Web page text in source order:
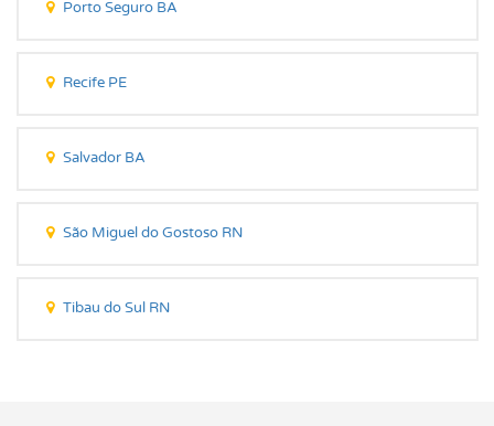
Porto Seguro BA
Recife PE
Salvador BA
São Miguel do Gostoso RN
Tibau do Sul RN